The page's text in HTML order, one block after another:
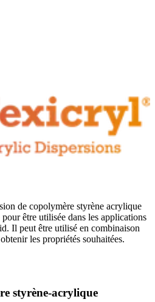
de copolymère styrène acrylique
être utilisée dans les applications
Il peut être utilisé en combinaison
les propriétés souhaitées.
styrène-acrylique